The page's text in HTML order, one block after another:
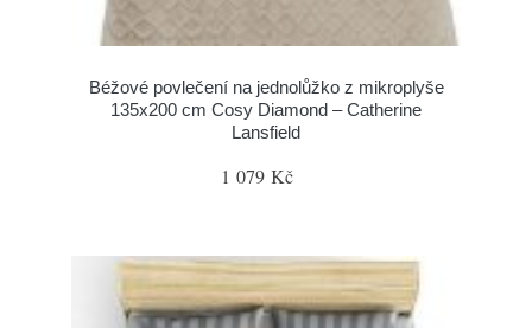
Béžové povlečení na jednolůžko z mikroplyše
135x200 cm Cosy Diamond – Catherine
Lansfield
1 079 Kč